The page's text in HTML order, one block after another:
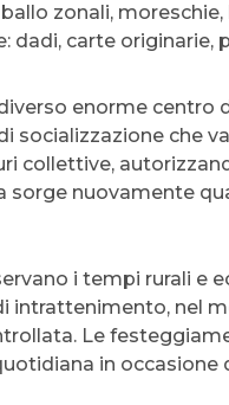
zonali,
dadi, carte originarie,
enorme
socializzazione che
collettive,
sorge nuovamente
i tempi rurali e
intrattenimento, nel
Le
in